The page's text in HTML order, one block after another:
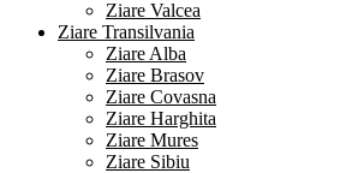
Ziare Valcea
Ziare Transilvania
Ziare Alba
Ziare Brasov
Ziare Covasna
Ziare Harghita
Ziare Mures
Ziare Sibiu